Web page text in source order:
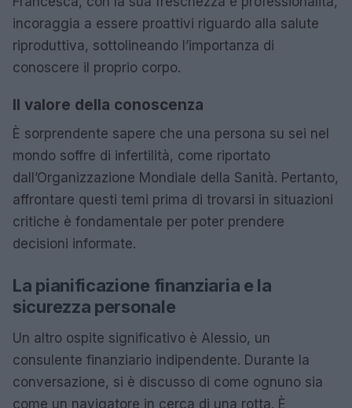
incoraggia a essere proattivi riguardo alla salute
riproduttiva, sottolineando l’importanza di
conoscere il proprio corpo.
Il valore della conoscenza
È sorprendente sapere che una persona su sei nel
mondo soffre di infertilità, come riportato
dall’Organizzazione Mondiale della Sanità. Pertanto,
affrontare questi temi prima di trovarsi in situazioni
critiche è fondamentale per poter prendere
decisioni informate.
La pianificazione finanziaria e la
sicurezza personale
Un altro ospite significativo è Alessio, un
consulente finanziario indipendente. Durante la
conversazione, si è discusso di come ognuno sia
come un navigatore in cerca di una rotta. È